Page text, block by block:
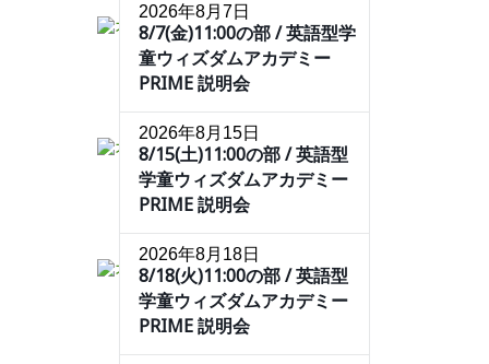
2026年8月7日
8/7(金)11:00の部 / 英語型学
童ウィズダムアカデミー
PRIME 説明会
2026年8月15日
8/15(土)11:00の部 / 英語型
学童ウィズダムアカデミー
PRIME 説明会
2026年8月18日
8/18(火)11:00の部 / 英語型
学童ウィズダムアカデミー
PRIME 説明会